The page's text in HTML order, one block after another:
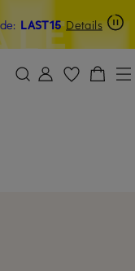
SUCHFELD ÜBERSPRINGEN
LAST15 Details
sichern